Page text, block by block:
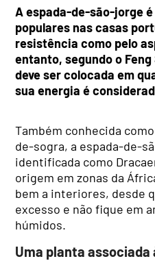
A espada-de-são-jorge
populares nas casas
resistência como pelo
entanto, segundo o
deve ser colocada em
sua energia é
Também conhecida
de-sogra, a espada-de-
identificada como
origem em zonas da
bem a interiores, desde
excesso e não fique em
húmidos.
Uma planta